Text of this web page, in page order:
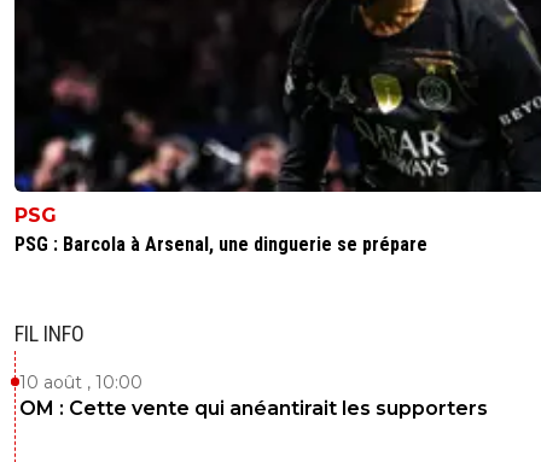
03 octobre 2025 à 00:18 283
Regarde mon message + haut mis a jour
Parisien avec la conclusion avec un mot
Répondre
PSG
PSG : Barcola à Arsenal, une dinguerie se prépare
FIL INFO
10 août , 10:00
OM : Cette vente qui anéantirait les supporters